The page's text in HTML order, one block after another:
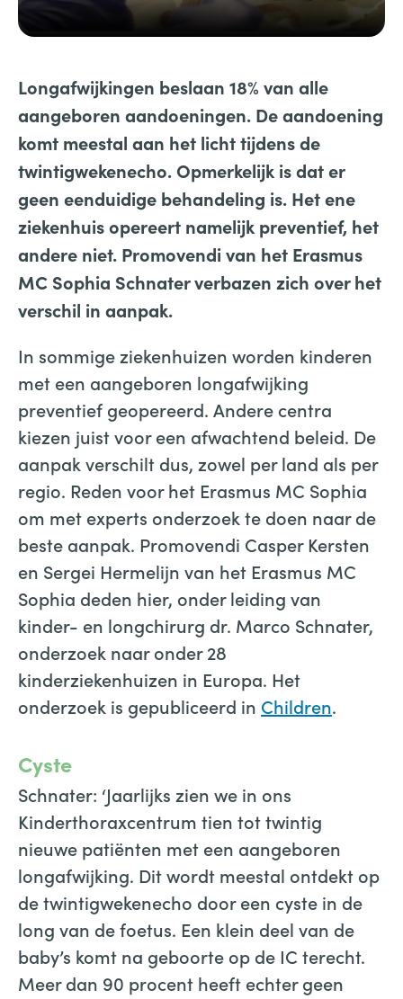
Longafwijkingen beslaan 18% van alle
aangeboren aandoeningen. De aandoening
komt meestal aan het licht tijdens de
twintigwekenecho. Opmerkelijk is dat er
geen eenduidige behandeling is. Het ene
ziekenhuis opereert namelijk preventief, het
andere niet. Promovendi van het Erasmus
MC Sophia Schnater verbazen zich over het
verschil in aanpak.
In sommige ziekenhuizen worden kinderen
met een aangeboren longafwijking
preventief geopereerd. Andere centra
kiezen juist voor een afwachtend beleid. De
aanpak verschilt dus, zowel per land als per
regio. Reden voor het Erasmus MC Sophia
om met experts onderzoek te doen naar de
beste aanpak. Promovendi Casper Kersten
en Sergei Hermelijn van het Erasmus MC
Sophia deden hier, onder leiding van
kinder- en longchirurg dr. Marco Schnater,
onderzoek naar onder 28
kinderziekenhuizen in Europa. Het
onderzoek is gepubliceerd in Children.
Cyste
Schnater: ‘Jaarlijks zien we in ons
Kinderthoraxcentrum tien tot twintig
nieuwe patiënten met een aangeboren
longafwijking. Dit wordt meestal ontdekt op
de twintigwekenecho door een cyste in de
long van de foetus. Een klein deel van de
baby’s komt na geboorte op de IC terecht.
Meer dan 90 procent heeft echter geen